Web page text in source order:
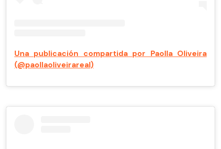
Una publicación compartida por Paolla Oliveira
(@paollaoliveirareal)